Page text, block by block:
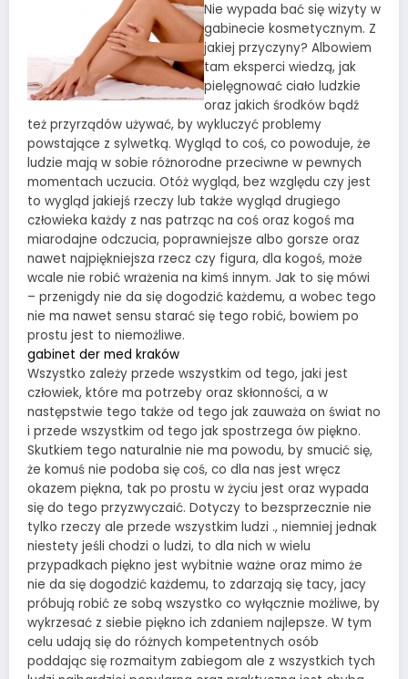
Nie wypada bać się wizyty w
gabinecie kosmetycznym. Z
jakiej przyczyny? Albowiem
tam eksperci wiedzą, jak
pielęgnować ciało ludzkie
oraz jakich środków bądź
też przyrządów używać, by wykluczyć problemy
powstające z sylwetką. Wygląd to coś, co powoduje, że
ludzie mają w sobie różnorodne przeciwne w pewnych
momentach uczucia. Otóż wygląd, bez względu czy jest
to wygląd jakiejś rzeczy lub także wygląd drugiego
człowieka każdy z nas patrząc na coś oraz kogoś ma
miarodajne odczucia, poprawniejsze albo gorsze oraz
nawet najpiękniejsza rzecz czy figura, dla kogoś, może
wcale nie robić wrażenia na kimś innym. Jak to się mówi
– przenigdy nie da się dogodzić każdemu, a wobec tego
nie ma nawet sensu starać się tego robić, bowiem po
prostu jest to niemożliwe.
gabinet der med kraków
Wszystko zależy przede wszystkim od tego, jaki jest
człowiek, które ma potrzeby oraz skłonności, a w
następstwie tego także od tego jak zauważa on świat no
i przede wszystkim od tego jak spostrzega ów piękno.
Skutkiem tego naturalnie nie ma powodu, by smucić się,
że komuś nie podoba się coś, co dla nas jest wręcz
okazem piękna, tak po prostu w życiu jest oraz wypada
się do tego przyzwyczaić. Dotyczy to bezsprzecznie nie
tylko rzeczy ale przede wszystkim ludzi ., niemniej jednak
niestety jeśli chodzi o ludzi, to dla nich w wielu
przypadkach piękno jest wybitnie ważne oraz mimo że
nie da się dogodzić każdemu, to zdarzają się tacy, jacy
próbują robić ze sobą wszystko co wyłącznie możliwe, by
wykrzesać z siebie piękno ich zdaniem najlepsze. W tym
celu udają się do różnych kompetentnych osób
poddając się rozmaitym zabiegom ale z wszystkich tych